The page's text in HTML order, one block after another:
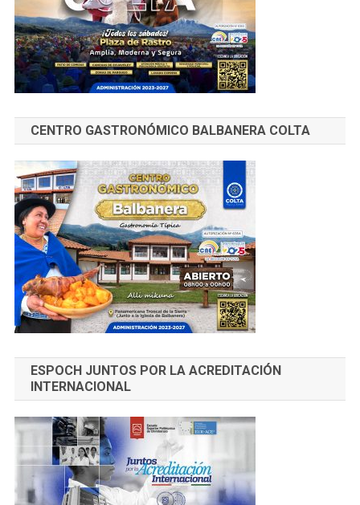
CENTRO GASTRONÓMICO BALBANERA COLTA
ESPOCH JUNTOS POR LA ACREDITACIÓN
INTERNACIONAL